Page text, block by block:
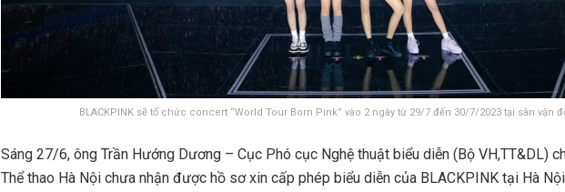
BLACKPINK sẽ tổ chức concert “World Tour Born Pink” vào 2 ngày từ 29/7 đến 30/7/2023 tại sân vận
Sáng 27/6, ông Trần Hướng Dương – Cục Phó cục Nghệ thuật biểu diễn (Bộ VH,TT&DL)
Thể thao Hà Nội chưa nhận được hồ sơ xin cấp phép biểu diễn của BLACKPINK tại Hà